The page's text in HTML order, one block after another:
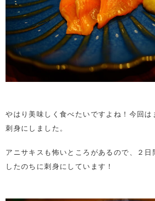
やはり美味しく食べたいですよね！今回は
刺身にしました。
アニサキスも怖いところがあるので、２日
したのちに刺身にしています！